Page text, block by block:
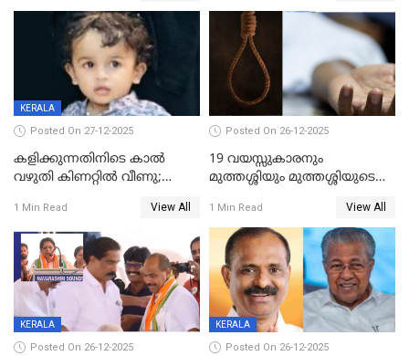
KERALA
Posted On 27-12-2025
കളിക്കുന്നതിനിടെ കാൽ
വഴുതി കിണറ്റിൽ വീണു;
ദാരുണാന്ത്യം
1 Min Read View All
Posted On 26-12-2025
19 വയസ്സുകാരനും
മുത്തശ്ശിയും മുത്തശ്ശിയുടെ
മരിച്ചനിലയിൽ
1 Min Read View All
KERALA
Posted On 26-12-2025
KERALA
Posted On 26-12-2025